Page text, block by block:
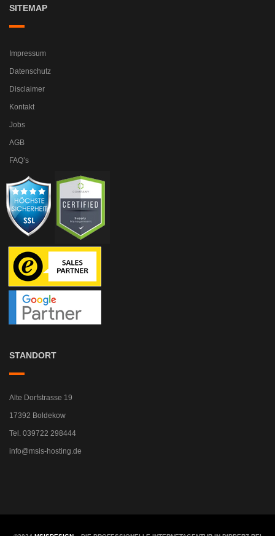
SITEMAP
Impressum
Datenschutz
Disclaimer
Kontakt
Jobs
AGB
FAQ’s
STANDORT
Alte Dorfstrasse 19
17392 Boldekow
Tel. 039722 298444
info@msis-hosting.de